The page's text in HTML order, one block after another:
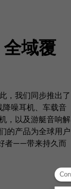
域覆
，我们同步推出了
噪耳机、车载音
，以及游艇音响解
的产品为全球用户
者——带来持久而